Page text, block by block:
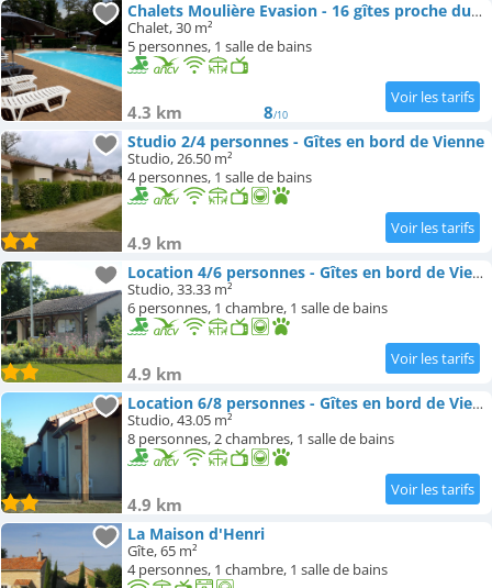
Campings
Chalets Moulière Evasion - 16 gîtes proche du Futuroscope
Chalet, 30 m²
5 personnes, 1 salle de bains
4.3 km 8/10
Studio 2/4 personnes - Gîtes en bord de Vienne
Studio, 26.50 m²
4 personnes, 1 salle de bains
4.9 km
Location 4/6 personnes - Gîtes en bord de Vienne
Studio, 33.33 m²
6 personnes, 1 chambre, 1 salle de bains
4.9 km
Location 6/8 personnes - Gîtes en bord de Vienne
Studio, 43.05 m²
8 personnes, 2 chambres, 1 salle de bains
4.9 km
La Maison d'Henri
Gîte, 65 m²
4 personnes, 1 chambre, 1 salle de bains